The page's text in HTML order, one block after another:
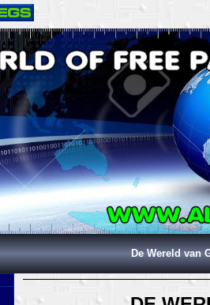
De Wereld van